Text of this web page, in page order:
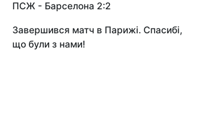
ПСЖ - Барселона 2:2
Завершився матч в Парижі. Спасибі,
що були з нами!